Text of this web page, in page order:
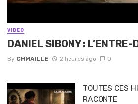
VIDEO
DANIEL SIBONY : L’ENTRE-
By CHMAILLE 2 heures ago 0
TOUTES CES
RACONTE